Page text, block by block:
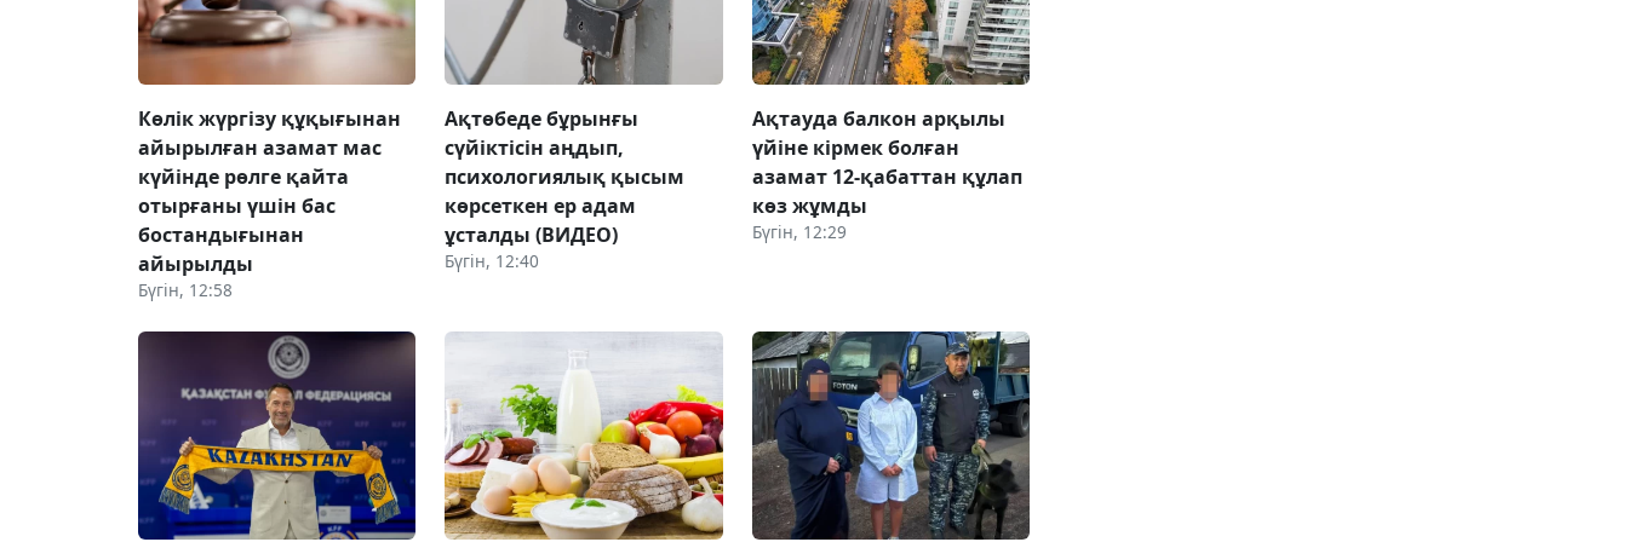
Көлік жүргізу құқығынан
айырылған азамат мас
күйінде рөлге қайта
отырғаны үшін бас
бостандығынан
айырылды
Бүгін, 12:58
Ақтөбеде бұрынғы
сүйіктісін аңдып,
психологиялық қысым
көрсеткен ер адам
ұсталды (ВИДЕО)
Бүгін, 12:40
Ақтауда балкон арқылы
үйіне кірмек болған
азамат 12-қабаттан құлап
көз жұмды
Бүгін, 12:29